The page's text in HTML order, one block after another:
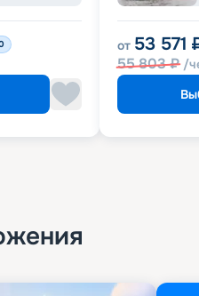
от 53 571
55 803₽ /